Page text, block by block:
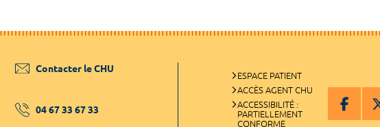
Contacter le CHU
04 67 33 67 33
ESPACE PATIENT
ACCÈS AGENT CHU
ACCESSIBILITÉ :
PARTIELLEMENT
CONFORME